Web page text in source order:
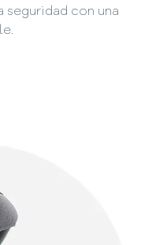
seguridad con una